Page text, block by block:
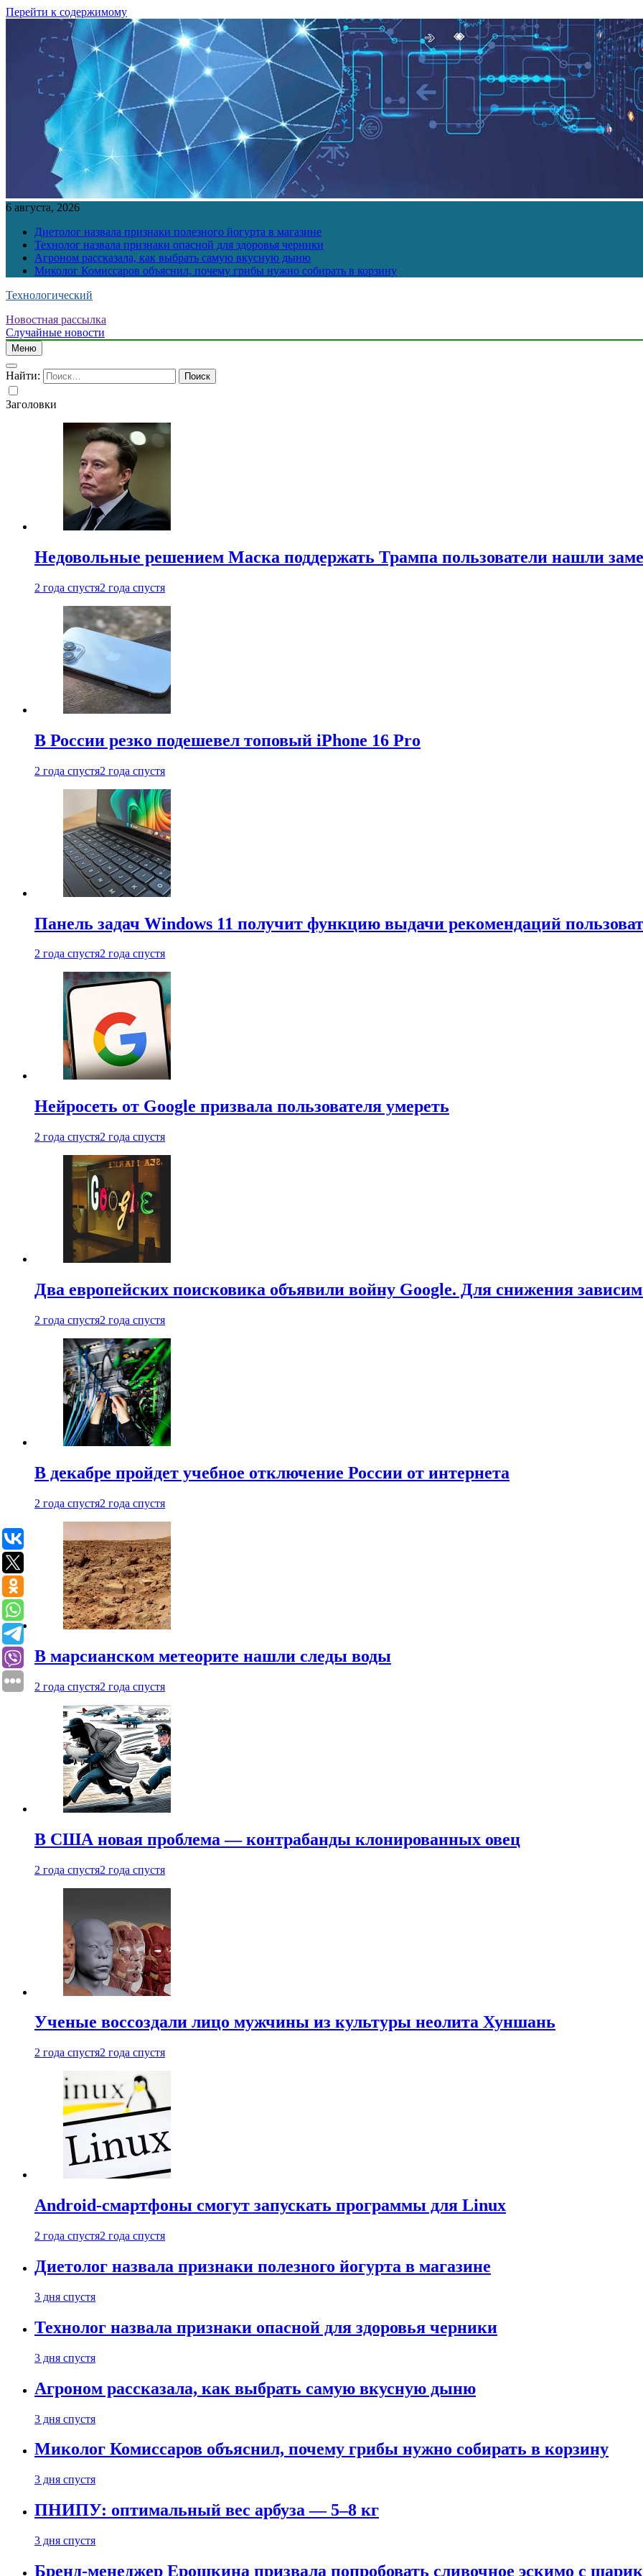
Перейти к содержимому
6 августа, 2026
Диетолог назвала признаки полезного йогурта в магазине
Технолог назвала признаки опасной для здоровья черники
Агроном рассказала, как выбрать самую вкусную дыню
Миколог Комиссаров объяснил, почему грибы нужно собирать в корзину
Технологический
Новостная рассылка
Случайные новости
Меню
Найти:
Заголовки
Недовольные решением Маска поддержать Трампа пользователи нашли
2 года спустя2 года спустя
В России резко подешевел топовый iPhone 16 Pro
2 года спустя2 года спустя
Панель задач Windows 11 получит функцию выдачи рекомендаций
2 года спустя2 года спустя
Нейросеть от Google призвала пользователя умереть
2 года спустя2 года спустя
Два европейских поисковика объявили войну Google. Для снижения
2 года спустя2 года спустя
В декабре пройдет учебное отключение России от интернета
2 года спустя2 года спустя
В марсианском метеорите нашли следы воды
2 года спустя2 года спустя
В США новая проблема — контрабанды клонированных овец
2 года спустя2 года спустя
Ученые воссоздали лицо мужчины из культуры неолита Хуншань
2 года спустя2 года спустя
Android-смартфоны смогут запускать программы для Linux
2 года спустя2 года спустя
Диетолог назвала признаки полезного йогурта в магазине
3 дня спустя
Технолог назвала признаки опасной для здоровья черники
3 дня спустя
Агроном рассказала, как выбрать самую вкусную дыню
3 дня спустя
Миколог Комиссаров объяснил, почему грибы нужно собирать в корзину
3 дня спустя
ПНИПУ: оптимальный вес арбуза — 5–8 кг
3 дня спустя
Бренд-менеджер Ерошкина призвала попробовать сливочное эскимо с